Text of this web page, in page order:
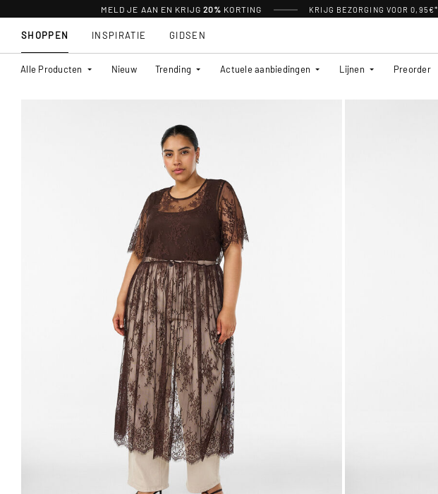
MELD JE AAN EN KRIJG 20% KORTING KRIJG BEZORGING VOOR 0,95€*
SHOPPEN
Alle Producten Nieuw Trending Actuele aanbiedingen Lijnen Preorder
INSPIRATIE GIDSEN